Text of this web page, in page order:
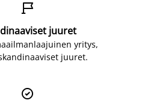

juuret
yritys,
juuret.
